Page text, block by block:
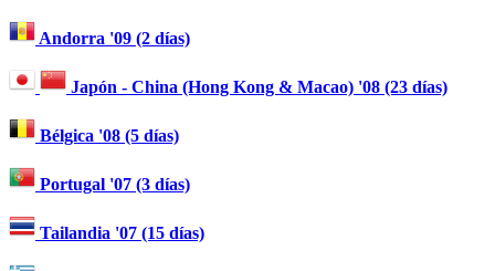
Andorra '09 (2 días)
Japón - China (Hong Kong & Macao) '08 (23 días)
Bélgica '08 (5 días)
Portugal '07 (3 días)
Tailandia '07 (15 días)